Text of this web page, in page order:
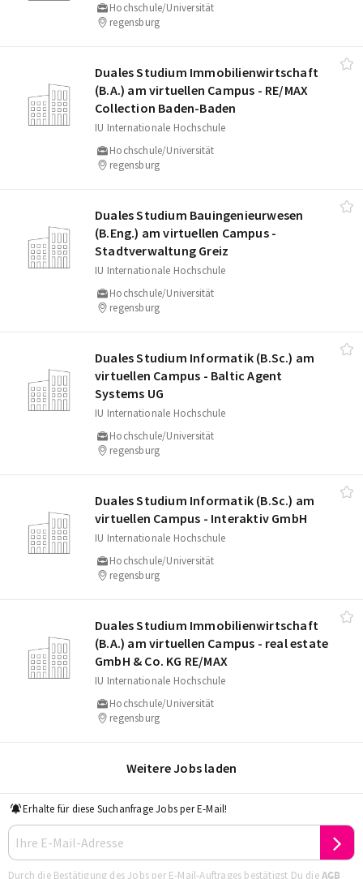
Hochschule/Universität
regensburg
Duales Studium Immobilienwirtschaft
(B.A.) am virtuellen Campus - RE/​MAX
Collection Baden-Baden
IU Internationale Hochschule
Hochschule/Universität
regensburg
Duales Studium Bauingenieurwesen
(B.Eng.) am virtuellen Campus -
Stadtverwaltung Greiz
IU Internationale Hochschule
Hochschule/Universität
regensburg
Duales Studium Informatik (B.Sc.) am
virtuellen Campus - Baltic Agent
Systems UG
IU Internationale Hochschule
Hochschule/Universität
regensburg
Duales Studium Informatik (B.Sc.) am
virtuellen Campus - Interaktiv GmbH
IU Internationale Hochschule
Hochschule/Universität
regensburg
Duales Studium Immobilienwirtschaft
(B.A.) am virtuellen Campus - real estate
GmbH & Co. KG RE/​MAX
IU Internationale Hochschule
Hochschule/Universität
regensburg
Weitere Jobs laden
Erhalte für diese Suchanfrage Jobs per E-Mail!
Durch die Bestätigung des Jobs per E-Mail-Auftrages bestätigst Du dieAGB